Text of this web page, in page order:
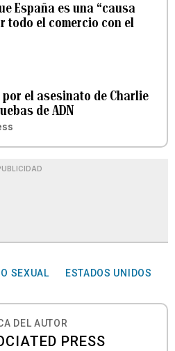
España es una “causa
todo el comercio con el
el asesinato de Charlie
de ADN
SEXUAL
ESTADOS UNIDOS
DEL AUTOR
PRESS